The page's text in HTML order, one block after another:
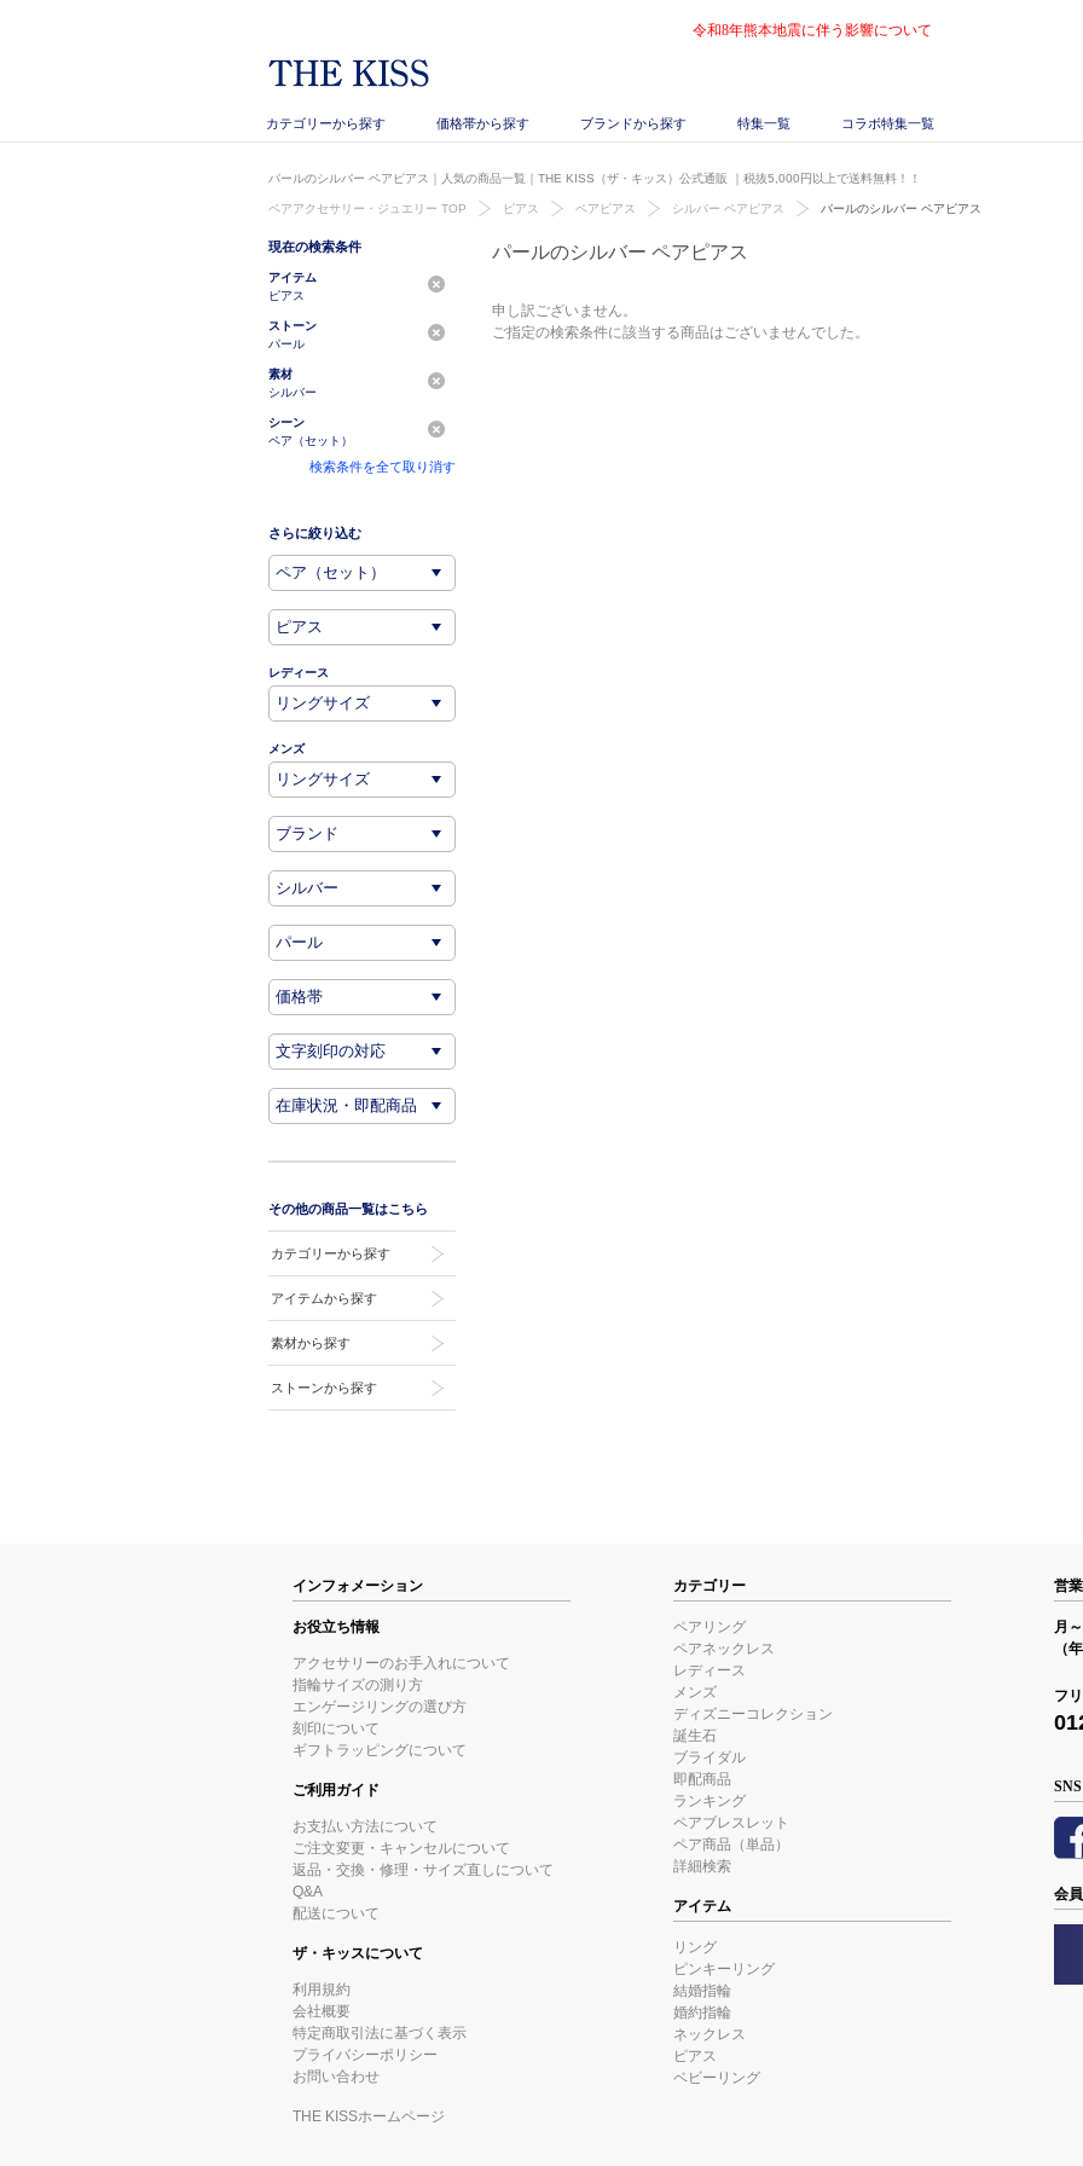
令和8年熊本地震に伴う影響について
カテゴリーから探す 価格帯から探す ブランドから探す 特集一覧 コラボ特集一覧
パールのシルバー ペアピアス｜人気の商品一覧｜THE KISS（ザ・キッス）公式通販 ｜税抜5,000円以上で送料無料！！
ペアアクセサリー・ジュエリー TOP ピアス ペアピアス シルバー ペアピアス パールのシルバー ペアピアス
パールのシルバー ペアピアス
申し訳ございません。
ご指定の検索条件に該当する商品はございませんでした。
現在の検索条件
アイテム
ピアス
ストーン
パール
素材
シルバー
シーン
ペア（セット）
検索条件を全て取り消す
さらに絞り込む
レディース
メンズ
その他の商品一覧はこちら
カテゴリーから探す
アイテムから探す
素材から探す
ストーンから探す
インフォメーション
お役立ち情報
アクセサリーのお手入れについて
指輪サイズの測り方
エンゲージリングの選び方
刻印について
ギフトラッピングについて
ご利用ガイド
お支払い方法について
ご注文変更・キャンセルについて
返品・交換・修理・サイズ直しについて
Q&A
配送について
ザ・キッスについて
利用規約
会社概要
特定商取引法に基づく表示
プライバシーポリシー
お問い合わせ
THE KISSホームページ
カテゴリー
ペアリング
ペアネックレス
レディース
メンズ
ディズニーコレクション
誕生石
ブライダル
即配商品
ランキング
ペアブレスレット
ペア商品（単品）
詳細検索
アイテム
リング
ピンキーリング
結婚指輪
婚約指輪
ネックレス
ピアス
ベビーリング
営
月
（
フ
SNS
会